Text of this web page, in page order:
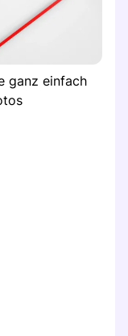
ganz einfach